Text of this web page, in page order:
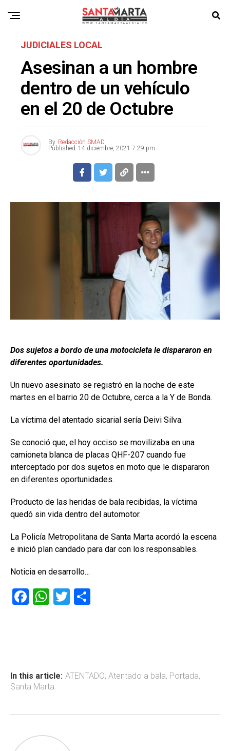
JUDICIALES LOCAL
Asesinan a un hombre
dentro de un vehículo
en el 20 de Octubre
By Redacción SMAD
Published 14 diciembre, 2021 7:29 pm
Dos sujetos a bordo de una motocicleta le dispararon en
diferentes oportunidades.
Un nuevo asesinato se registró en la noche de este
martes en el barrio 20 de Octubre, cerca a la Y de Bonda.
La víctima del atentado sicarial sería Deivi Silva.
Se conoció que, el hoy occiso se movilizaba en una
camioneta blanca de placas QHF-207 cuando fue
interceptado por dos sujetos en moto que le dispararon
en diferentes oportunidades.
Producto de las heridas de bala recibidas, la víctima
quedó sin vida dentro del automotor.
La Policía Metropolitana de Santa Marta acordó la escena
e inició plan candado para dar con los responsables.
Noticia en desarrollo…
F
ok
W
p
p
T
tir
In this article: ATENTADO, Atentado a bala, Portada,
Santa Marta